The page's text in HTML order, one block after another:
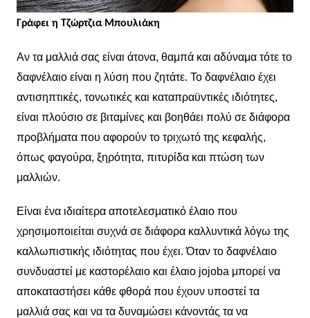
Γράφει η Τζώρτζια Μπουλιάκη
Αν τα μαλλιά σας είναι άτονα, θαμπά και αδύναμα τότε το
δαφνέλαιο είναι η λύση που ζητάτε. Το δαφνέλαιο έχει
αντισηπτικές, τονωτικές και καταπραϋντικές ιδιότητες,
είναι πλούσιο σε βιταμίνες και βοηθάει πολύ σε διάφορα
προβλήματα που αφορούν το τριχωτό της κεφαλής,
όπως φαγούρα, ξηρότητα, πιτυρίδα και πτώση των
μαλλιών.
Είναι ένα ιδιαίτερα αποτελεσματικό έλαιο που
χρησιμοποιείται συχνά σε διάφορα καλλυντικά λόγω της
καλλωπιστικής ιδιότητας που έχει. Όταν το δαφνέλαιο
συνδυαστεί με καστορέλαιο και έλαιο jojoba μπορεί να
αποκαταστήσει κάθε φθορά που έχουν υποστεί τα
μαλλιά σας και να τα δυναμώσει κάνοντάς τα να